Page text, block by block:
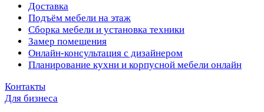
Доставка
Подъём мебели на этаж
Сборка мебели и установка техники
Замер помещения
Онлайн-консультация с дизайнером
Планирование кухни и корпусной мебели онлайн
Контакты
Для бизнеса